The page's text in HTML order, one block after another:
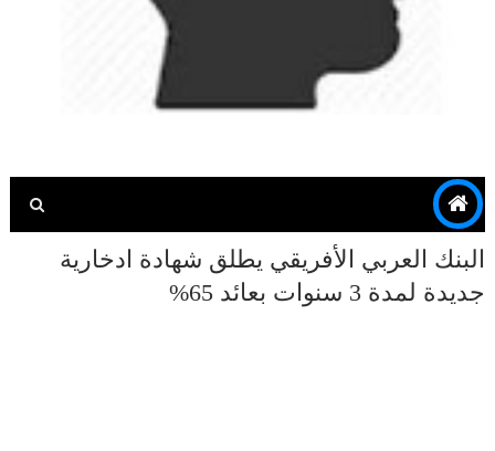
البنك العربي الأفريقي يطلق شهادة ادخارية
جديدة لمدة 3 سنوات بعائد 65%